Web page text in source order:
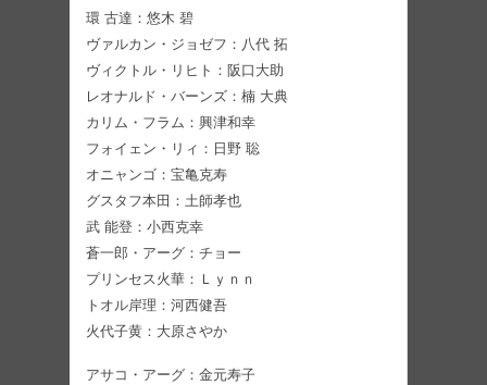
環 古達：悠木 碧
ヴァルカン・ジョゼフ：八代 拓
ヴィクトル・リヒト：阪口大助
レオナルド・バーンズ：楠 大典
カリム・フラム：興津和幸
フォイェン・リィ：日野 聡
オニャンゴ：宝亀克寿
グスタフ本田：土師孝也
武 能登：小西克幸
蒼一郎・アーグ：チョー
プリンセス火華：Ｌｙｎｎ
トオル岸理：河西健吾
火代子黄：大原さやか
アサコ・アーグ：金元寿子